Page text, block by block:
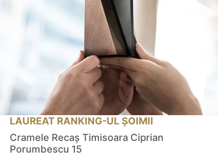
LAUREAT RANKING-UL ȘOIMII
Cramele Recaș Timisoara Ciprian
Porumbescu 15